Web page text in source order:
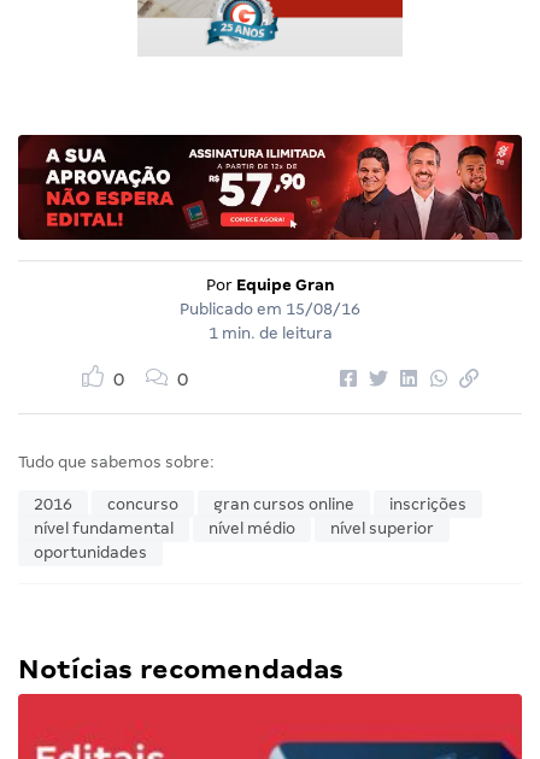
Por Equipe Gran
Publicado em 15/08/16
1 min. de leitura
0 0
Tudo que sabemos sobre:
2016 concurso gran cursos online
inscrições
nível fundamental
nível médio
nível superior
oportunidades
Notícias recomendadas